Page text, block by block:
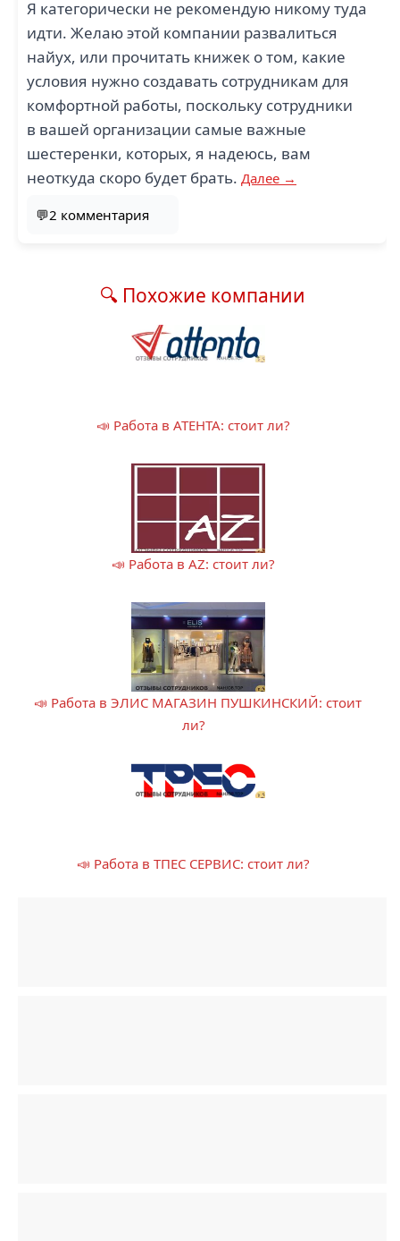
Я категорически не рекомендую никому туда
идти. Желаю этой компании развалиться
найух, или прочитать книжек о том, какие
условия нужно создавать сотрудникам для
комфортной работы, поскольку сотрудники
в вашей организации самые важные
шестеренки, которых, я надеюсь, вам
неоткуда скоро будет брать. Далее →
💬2 комментария
🔍 Похожие компании
📣 Работа в АТЕНТА: стоит ли?
📣 Работа в AZ: стоит ли?
📣 Работа в ЭЛИС МАГАЗИН ПУШКИНСКИЙ: стоит
ли?
📣 Работа в ТПЕС СЕРВИС: стоит ли?